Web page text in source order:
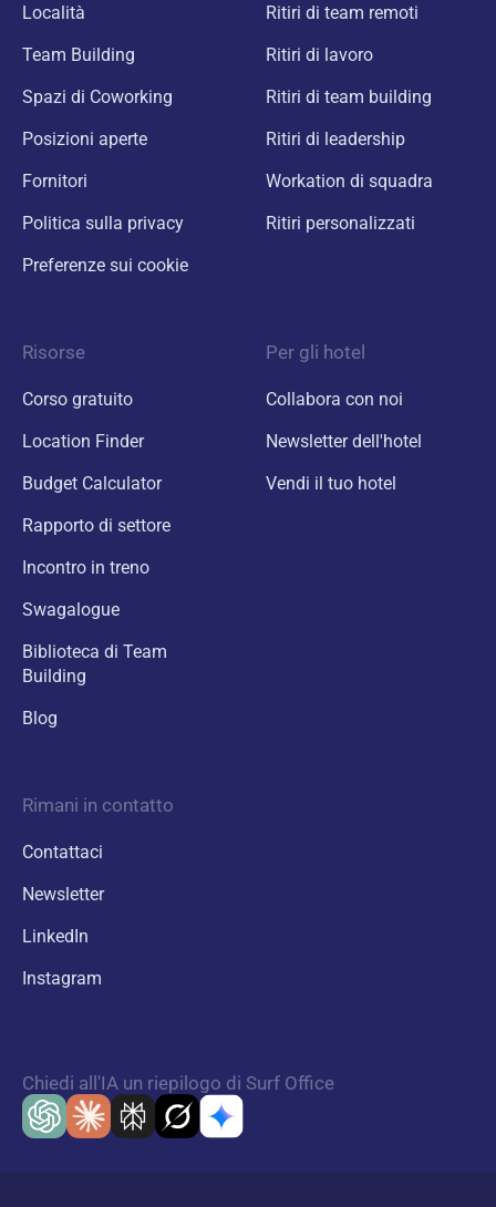
Località
Team Building
Spazi di Coworking
Posizioni aperte
Fornitori
Politica sulla privacy
Preferenze sui cookie
Ritiri di team remoti
Ritiri di lavoro
Ritiri di team building
Ritiri di leadership
Workation di squadra
Ritiri personalizzati
Risorse
Corso gratuito
Location Finder
Budget Calculator
Rapporto di settore
Incontro in treno
Swagalogue
Biblioteca di Team
Building
Blog
Per gli hotel
Collabora con noi
Newsletter dell'hotel
Vendi il tuo hotel
Rimani in contatto
Contattaci
Newsletter
LinkedIn
Instagram
Chiedi all'IA un riepilogo di Surf Office